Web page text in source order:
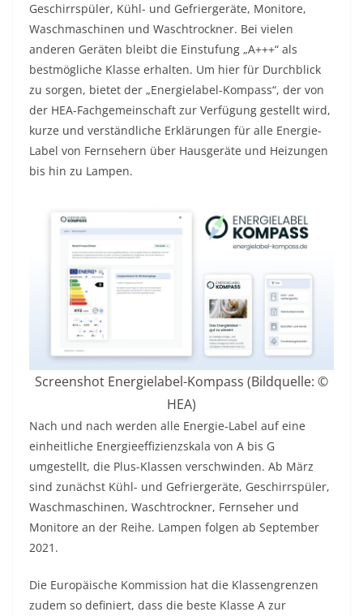
Geschirrspüler, Kühl- und Gefriergeräte, Monitore,
Waschmaschinen und Waschtrockner. Bei vielen
anderen Geräten bleibt die Einstufung „A+++“ als
bestmögliche Klasse erhalten. Um hier für Durchblick
zu sorgen, bietet der „Energielabel-Kompass“, der von
der HEA-Fachgemeinschaft zur Verfügung gestellt wird,
kurze und verständliche Erklärungen für alle Energie-
Label von Fernsehern über Hausgeräte und Heizungen
bis hin zu Lampen.
Screenshot Energielabel-Kompass (Bildquelle: ©
HEA)
Nach und nach werden alle Energie-Label auf eine
einheitliche Energieeffizienzskala von A bis G
umgestellt, die Plus-Klassen verschwinden. Ab März
sind zunächst Kühl- und Gefriergeräte, Geschirrspüler,
Waschmaschinen, Waschtrockner, Fernseher und
Monitore an der Reihe. Lampen folgen ab September
2021.
Die Europäische Kommission hat die Klassengrenzen
zudem so definiert, dass die beste Klasse A zur